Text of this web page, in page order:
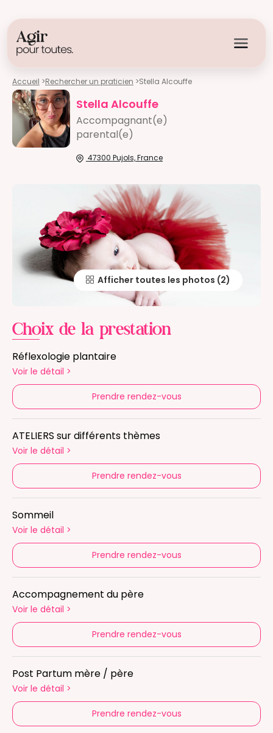
Accueil >Rechercher un praticien >Stella Alcouffe
Stella Alcouffe
Accompagnant(e)
parental(e)
47300 Pujols, France
Afficher toutes les photos
Choix de la prestation
Réflexologie plantaire
Voir le détail >
Prendre rendez-vous
ATELIERS sur différents thèmes
Voir le détail >
Prendre rendez-vous
Sommeil
Voir le détail >
Prendre rendez-vous
Accompagnement du père
Voir le détail >
Prendre rendez-vous
Post Partum mère / père
Voir le détail >
Prendre rendez-vous